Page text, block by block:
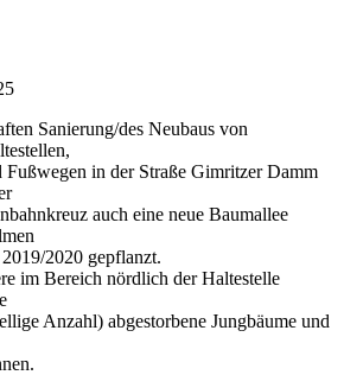
Sanierung/des Neubaus von
Fußwegen in der Straße Gimritzer Damm
auch eine neue Baumallee
2020 gepflanzt.
im Bereich nördlich der Haltestelle
Anzahl) abgestorbene Jungbäume und